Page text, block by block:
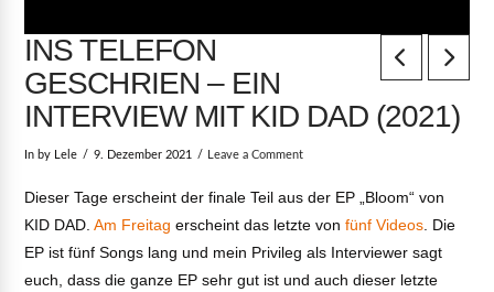
INS TELEFON
GESCHRIEN – EIN
INTERVIEW MIT KID DAD (2021)
In by Lele 9. Dezember 2021 Leave a Comment
Dieser Tage erscheint der finale Teil aus der EP „Bloom“ von
KID DAD.Am Freitag erscheint das letzte vonfünf Videos . Die
EP ist fünf Songs lang und mein Privileg als Interviewer sagt
euch, dass die ganze EP sehr gut ist und auch dieser letzte